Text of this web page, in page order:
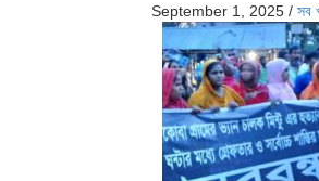
September 1, 2025 / সব